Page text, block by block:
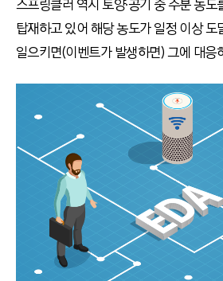
스프링클러 역시 토양∙공기 중 수분 농
탑재하고 있어 해당 농도가 일정 이상 도
일으키면(이벤트가 발생하면) 그에 대응